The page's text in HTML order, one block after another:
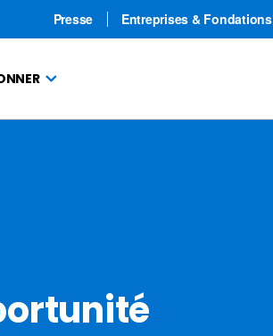
Presse Entreprises & Fondations